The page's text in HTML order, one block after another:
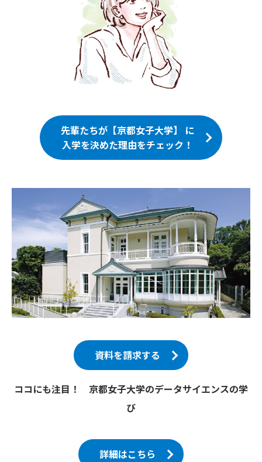
先輩たちが【京都女子大学】 に
入学を決めた理由をチェック！
資料を請求する
ココにも注目！ 京都女子大学のデータサイエンスの学
び
詳細はこちら